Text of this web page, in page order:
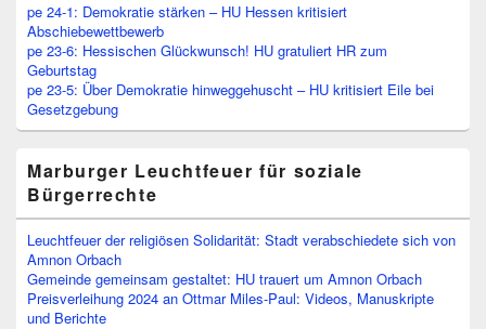
pe 24-1: Demokratie stärken – HU Hessen kritisiert
Abschiebewettbewerb
pe 23-6: Hessischen Glückwunsch! HU gratuliert HR zum
Geburtstag
pe 23-5: Über Demokratie hinweggehuscht – HU kritisiert Eile bei
Gesetzgebung
Marburger Leuchtfeuer für soziale
Bürgerrechte
Leuchtfeuer der religiösen Solidarität: Stadt verabschiedete sich von
Amnon Orbach
Gemeinde gemeinsam gestaltet: HU trauert um Amnon Orbach
Preisverleihung 2024 an Ottmar Miles-Paul: Videos, Manuskripte
und Berichte